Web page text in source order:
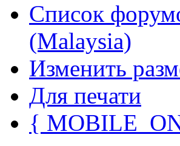
Список
(Malaysia)
Изменить
Для печати
{